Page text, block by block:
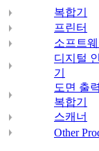
복합기
프린터
소프트웨
디지털
기
도면 출
복합기
스캐너
Other